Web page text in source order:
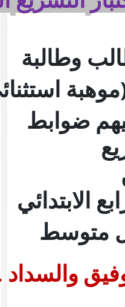
وطالبة
موهبة
ضوابط
الابتدائي
متوسط
والسداد